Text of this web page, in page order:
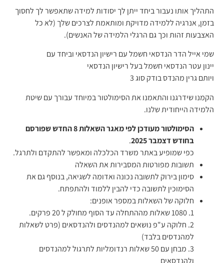
התהליך אותו נעבור ביחד ייתן לך יסודות למידה שתאפשר לך לחסוך
בזמן, אנרגיה ללמידה מדויקת ומותאמת לצרכים שלך (לא כל
האצבעות זהות וכך גם הרגלי הלמידה של האנשים).
שמי אייל הדר הנדסאי חשמל עם רישיון הנדסאי וביחד עם
יינון עטר הנדסאי חשמל בעל רישיון הנדסאי
ויותם גרין מהנדס בודק סוג 3
הקמנו שידרגנו והתאמנו את הסימולטור במיוחד עבורך עם שיטת
הלמידה הייחודית שלנו.
הסימולטור מעודכן לפי מאגר השאלות 8 החדש שפורסם
בחודש דצמבר 2025
.
כפי שמופיע באתר משרד הכלכלה ומאפשר להתקדם ולתרגל.
תשובות מפורטות המסבירות את השאלה
סימון בירוק לתשובה נכונה ואדומה לשגיאה, בנוסף גם את
הסימוכין לתשובה כדי להבין ללמוד ולהתפתח.
חלוקה של השאלות במספר אופנים:
1. 1080 שאלות מההתחלה עד הסוף מחולק ל 20 פרקים.
2. חלוקה ע"פ נושאים למהנדסים ולהנדסאים (פרט לשאלות
למהנדסים בלבד)
3. מבחן עם 50 שאלות רנדומליות לתרגול למהנדסים
ולהנדסאים